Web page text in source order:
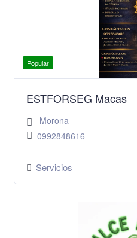
Popular
ESTFORSEG Macas
Morona
0992848616
Servicios